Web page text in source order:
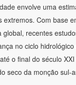
envolve uma
extremos. Com base
global, recentes
no ciclo
o final do século
seco da monção sul-